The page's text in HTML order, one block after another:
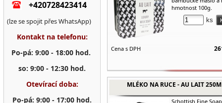
hmotnost 100g.
ks
Cena s DPH
MLÉKO NA RUCE - AU LAIT
Schottish Fine
+420728423414
(lze se spojit přes WhatsApp)
Kontakt na telefonu:
Po-pá: 9:00 - 18:00 hod.
so: 9:00 - 12:30 hod.
Otevírací doba:
Po-pá: 9:00 - 17:00 hod.